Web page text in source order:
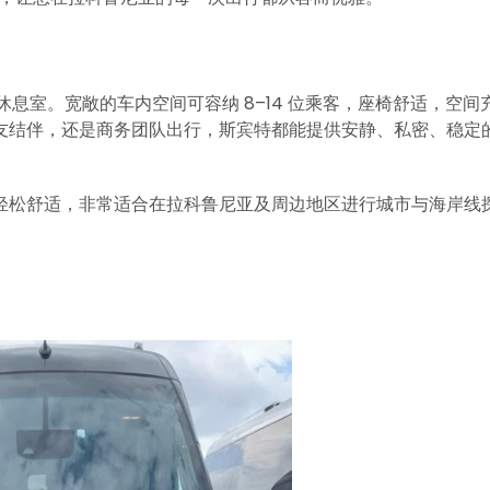
息室。宽敞的车内空间可容纳 8–14 位乘客，座椅舒适，空间
伴，还是商务团队出行，斯宾特都能提供安静、私密、稳定
舒适，非常适合在拉科鲁尼亚及周边地区进行城市与海岸线